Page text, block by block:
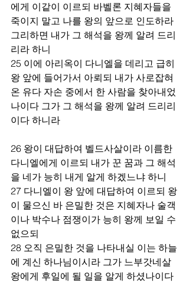
에게 이같이 이르되 바벨론 지혜자들을
죽이지 말고 나를 왕의 앞으로 인도하라
그리하면 내가 그 해석을 왕께 알려 드리
리라 하니
25 이에 아리옥이 다니엘을 데리고 급히
왕 앞에 들어가서 아뢰되 내가 사로잡혀
온 유다 자손 중에서 한 사람을 찾아내었
나이다 그가 그 해석을 왕께 알려 드리리
이다 하니라
26 왕이 대답하여 벨드사살이라 이름한
다니엘에게 이르되 내가 꾼 꿈과 그 해석
을 네가 능히 내게 알게 하겠느냐 하니
27 다니엘이 왕 앞에 대답하여 이르되 왕
이 물으신 바 은밀한 것은 지혜자나 술객
이나 박수나 점쟁이가 능히 왕께 보일 수
없으되
28 오직 은밀한 것을 나타내실 이는 하늘
에 계신 하나님이시라 그가 느부갓네살
왕에게 후일에 될 일을 알게 하셨나이다